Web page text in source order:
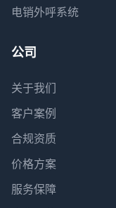
电销外呼系统
公司
关于我们
客户案例
合规资质
价格方案
服务保障